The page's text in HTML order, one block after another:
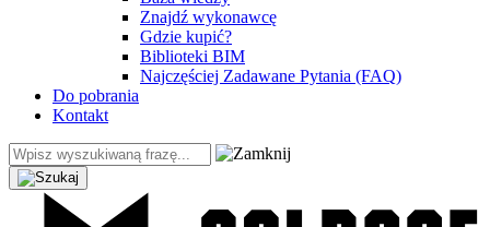
Znajdź wykonawcę
Gdzie kupić?
Biblioteki BIM
Najczęściej Zadawane Pytania (FAQ)
Do pobrania
Kontakt